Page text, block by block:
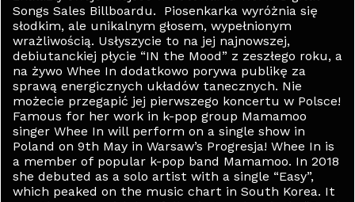
Songs Sales Billboardu. Piosenkarka wyróżnia się
słodkim, ale unikalnym głosem, wypełnionym
wrażliwością. Usłyszycie to na jej najnowszej,
debiutanckiej płycie “IN the Mood” z zeszłego roku, a
na żywo Whee In dodatkowo porywa publikę za
sprawą energicznych układów tanecznych. Nie
możecie przegapić jej pierwszego koncertu w Polsce!
Famous for her work in k-pop group Mamamoo
singer Whee In will perform on a single show in
Poland on 9th May in Warsaw’s Progresja! Whee In is
a member of popular k-pop band Mamamoo. In 2018
she debuted as a solo artist with a single “Easy”,
which peaked on the music chart in South Korea. It